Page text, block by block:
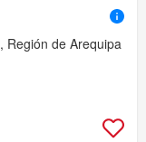
Región de Arequipa